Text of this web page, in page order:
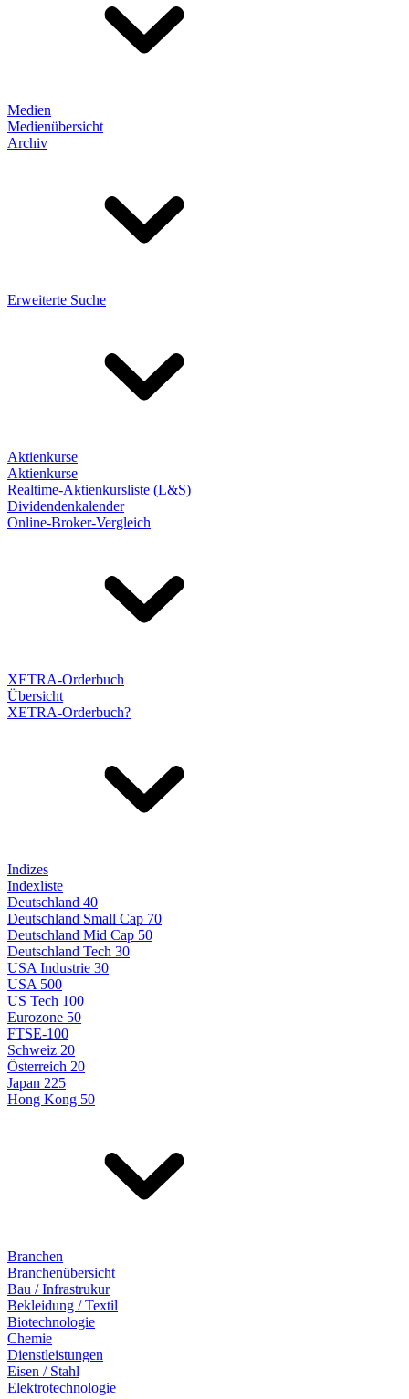
Medien
Medienübersicht
Archiv
Erweiterte Suche
Aktienkurse
Aktienkurse
Realtime-Aktienkursliste (L&S)
Dividendenkalender
Online-Broker-Vergleich
XETRA-Orderbuch
Übersicht
XETRA-Orderbuch?
Indizes
Indexliste
Deutschland 40
Deutschland Small Cap 70
Deutschland Mid Cap 50
Deutschland Tech 30
USA Industrie 30
USA 500
US Tech 100
Eurozone 50
FTSE-100
Schweiz 20
Österreich 20
Japan 225
Hong Kong 50
Branchen
Branchenübersicht
Bau / Infrastrukur
Bekleidung / Textil
Biotechnologie
Chemie
Dienstleistungen
Eisen / Stahl
Elektrotechnologie